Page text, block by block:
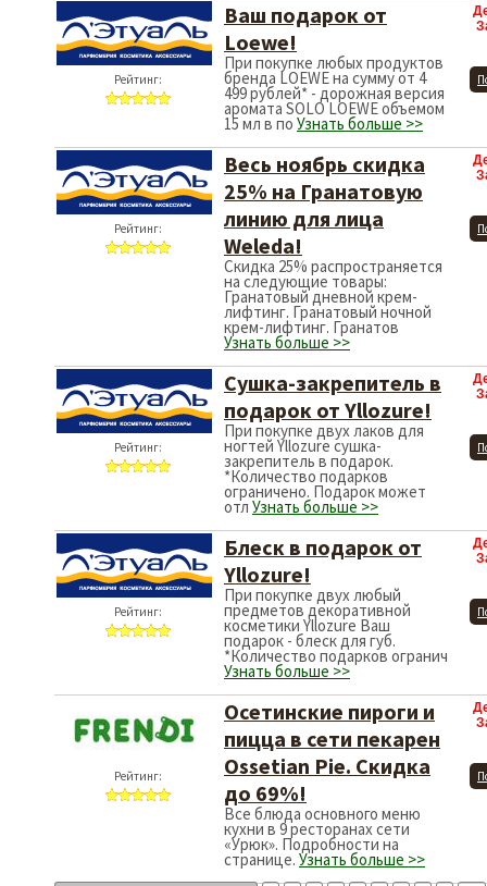
Рейтинг:
Ваш подарок от
Loewe!
При покупке любых продуктов
бренда LOEWE на сумму от 4
499 рублей* - дорожная версия
аромата SOLO LOEWE объемом
15 мл в по Узнать больше >>
Рейтинг:
Весь ноябрь скидка
25% на Гранатовую
линию для лица
Weleda!
Скидка 25% распространяется
на следующие товары:
Гранатовый дневной крем-
лифтинг. Гранатовый ночной
крем-лифтинг. Гранатов
Узнать больше >>
Рейтинг:
Сушка-закрепитель в
подарок от Yllozure!
При покупке двух лаков для
ногтей Yllozure cушка-
закрепитель в подарок.
*Количество подарков
ограничено. Подарок может
отл Узнать больше >>
Рейтинг:
Блеск в подарок от
Yllozure!
При покупке двух любый
предметов декоративной
косметики Yllozure Ваш
подарок - блеск для губ.
*Количество подарков огранич
Узнать больше >>
Рейтинг:
Осетинские пироги и
пицца в сети пекарен
Ossetian Pie. Скидка
до 69%!
Все блюда основного меню
кухни в 9 ресторанах сети
«Урюк». Подробности на
странице. Узнать больше >>